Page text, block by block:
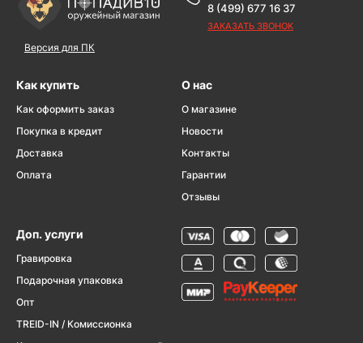
Версия для ПК
8 (499) 677 16 37
ЗАКАЗАТЬ ЗВОНОК
Как купить
Как оформить заказ
Покупка в кредит
Доставка
Оплата
О нас
О магазине
Новости
Контакты
Гарантии
Отзывы
Доп. услуги
Гравировка
Подарочная упаковка
Опт
TREID-IN / Комиссионка